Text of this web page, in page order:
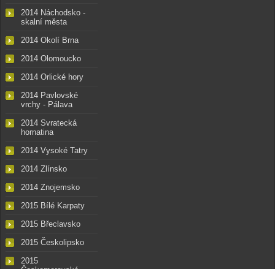
2014 Náchodsko -
skalní města
2014 Okolí Brna
2014 Olomoucko
2014 Orlické hory
2014 Pavlovské
vrchy - Pálava
2014 Svratecká
hornatina
2014 Vysoké Tatry
2014 Zlínsko
2014 Znojemsko
2015 Bílé Karpaty
2015 Břeclavsko
2015 Českolipsko
2015